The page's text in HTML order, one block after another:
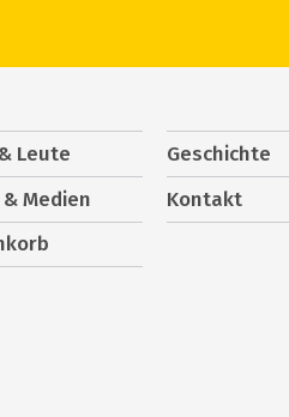
Leute Geschichte
Medien
Kontakt